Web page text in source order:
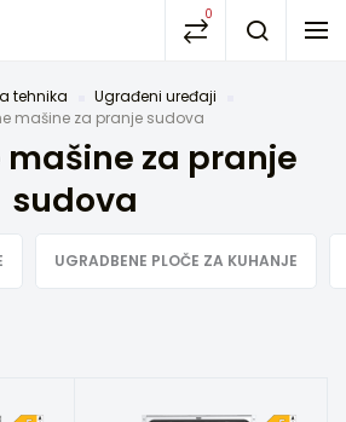
0
tehnika
Ugrađeni uređaji
mašine za pranje sudova
za pranje
sudova
UGRADBENE PLOČE ZA KUHANJE